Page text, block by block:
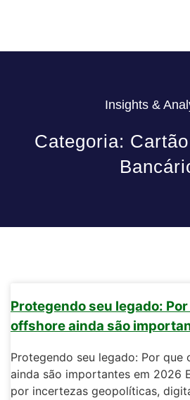
Insights &
Categoria:
Protegendo seu legado:
offshore ainda são
Protegendo seu legado: Por que
ainda são importantes em 2026
por incertezas geopolíticas,